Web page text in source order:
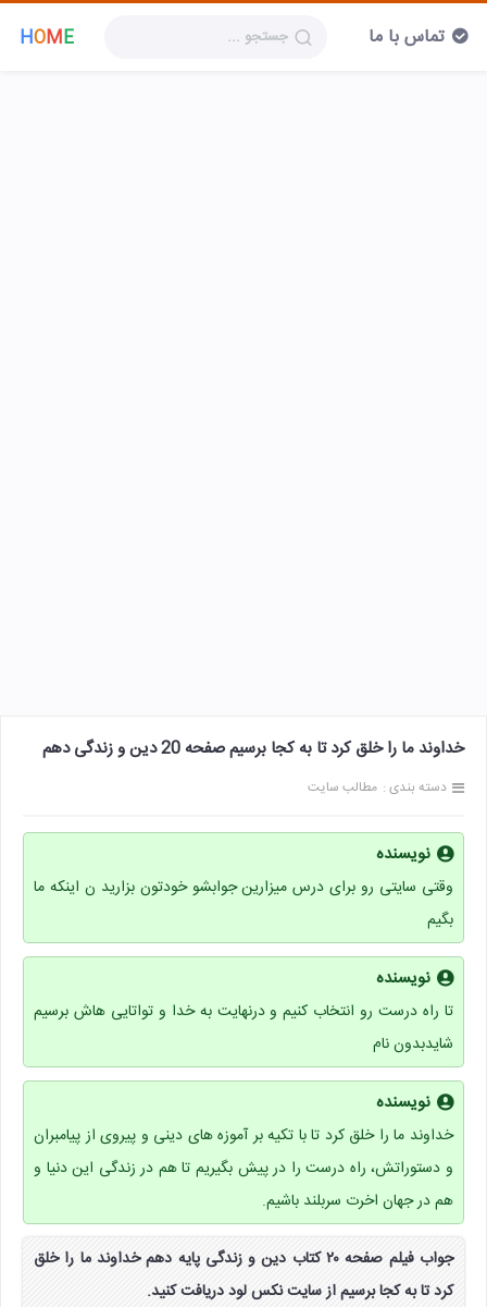
HOME تماس با ما
خداوند ما را خلق کرد تا به کجا برسیم صفحه 20 دین و زندگی دهم
دسته بندی : مطالب سایت
نویسنده
وقتی سایتی رو برای درس میزارین جوابشو خودتون بزارید ن اینکه ما
بگیم
نویسنده
تا راه درست رو انتخاب کنیم و درنهایت به خدا و تواتایی هاش برسیم
شایدبدون نام
نویسنده
خداوند ما را خلق کرد تا با تکیه بر آموزه های دینی و پیروی از پیامبران
و دستوراتش، راه درست را در پیش بگیریم تا هم در زندگی این دنیا و
هم در جهان اخرت سربلند باشیم.
جواب فیلم صفحه ۲۰ کتاب دین و زندگی پایه دهم خداوند ما را خلق
کرد تا به کجا برسیم از سایت نکس لود دریافت کنید.